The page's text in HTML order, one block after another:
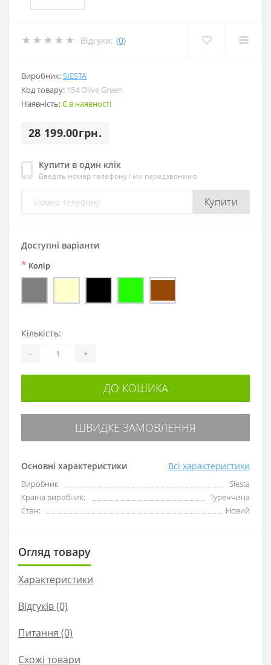
Відгуки: (0)
Виробник:SIESTA
Код товару: 154 Olive Green
Наявність:Є в наявності
28 199.00грн.
Купити в один клік
Введіть номер телефону і ми передзвонимо
Купити
Основні характеристики Всі характеристики
Виробник:
Siesta
Країна виробник:
Туреччина
Стан:
Новий
Доступні варіанти
* Колір
Кількість:
- +
ДО КОШИКА
ШВИДКЕ ЗАМОВЛЕННЯ
Огляд товару
Характеристики
Відгуків (0)
Питання (0)
Схожі товари